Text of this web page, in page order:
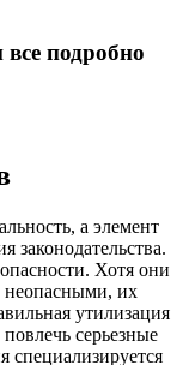
подробно
а элемент
законодательства.
Хотя они
неопасными, их
утилизация
серьезные